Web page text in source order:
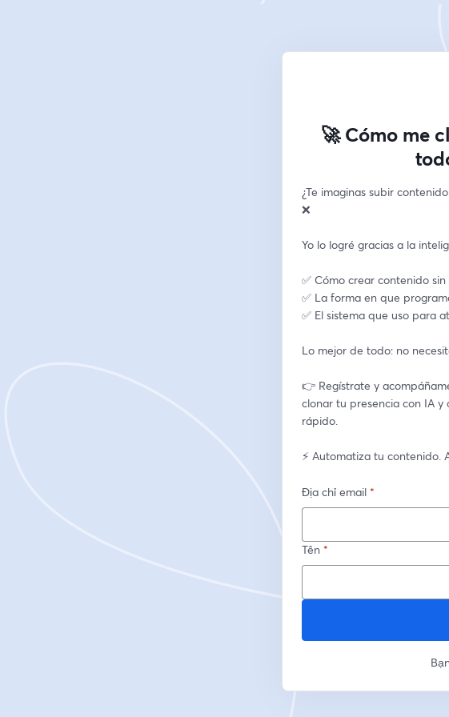
🚀 Cómo me
¿Te imaginas subir
❌
Yo lo logré gracias a la
✅ Cómo crear contenido
✅ La forma en que
✅ El sistema que uso para
Lo mejor de todo: no
👉 Regístrate y
clonar tu presencia con IA
rápido.
⚡ Automatiza tu contenido.
Địa chỉ email *
Tên *